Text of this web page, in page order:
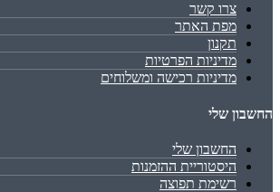
צרו קשר
מפת האתר
תקנון
מדיניות הפרטיות
מדיניות רכישה ומשלוחים
החשבון שלי
החשבון שלי
היסטוריית ההזמנות
רשימת תפוצה